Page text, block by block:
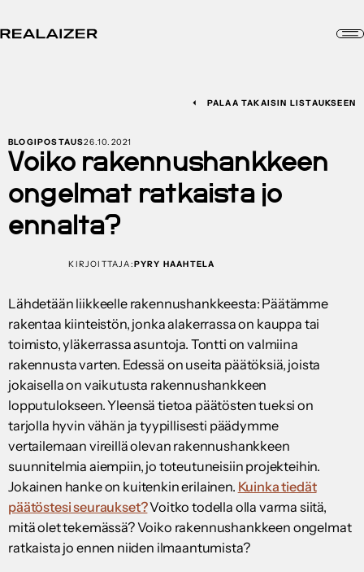
PALAA TAKAISIN LISTAUKSEEN
BLOGIPOSTAUS26.10.2021
Voiko rakennushankkeen
ongelmat ratkaista jo
ennalta?
KIRJOITTAJA:PYRY HAAHTELA
Lähdetään liikkeelle rakennushankkeesta: Päätämme
rakentaa kiinteistön, jonka alakerrassa on kauppa tai
toimisto, yläkerrassa asuntoja. Tontti on valmiina
rakennusta varten. Edessä on useita päätöksiä, joista
jokaisella on vaikutusta rakennushankkeen
lopputulokseen. Yleensä tietoa päätösten tueksi on
tarjolla hyvin vähän ja tyypillisesti päädymme
vertailemaan vireillä olevan rakennushankkeen
suunnitelmia aiempiin, jo toteutuneisiin projekteihin.
Jokainen hanke on kuitenkin erilainen. Kuinka tiedät
päätöstesi seuraukset?Voitko todella olla varma siitä,
mitä olet tekemässä? Voiko rakennushankkeen ongelmat
ratkaista jo ennen niiden ilmaantumista?